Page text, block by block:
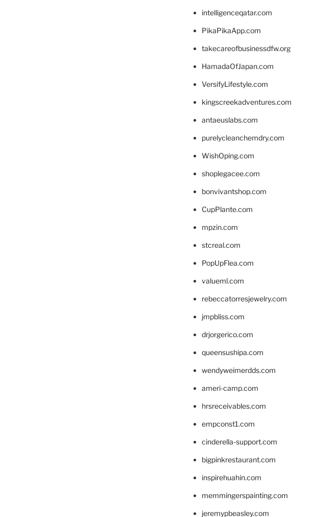
intelligenceqatar.com
PikaPikaApp.com
takecareofbusinessdfw.org
HamadaOfJapan.com
VersifyLifestyle.com
kingscreekadventures.com
antaeuslabs.com
purelycleanchemdry.com
WishOping.com
shoplegacee.com
bonvivantshop.com
CupPlante.com
mpzin.com
stcreal.com
PopUpFlea.com
valueml.com
rebeccatorresjewelry.com
jmpbliss.com
drjorgerico.com
queensushipa.com
wendyweimerdds.com
ameri-camp.com
hrsreceivables.com
empconst1.com
cinderella-support.com
bigpinkrestaurant.com
inspirehuahin.com
memmingerspainting.com
jeremypbeasley.com